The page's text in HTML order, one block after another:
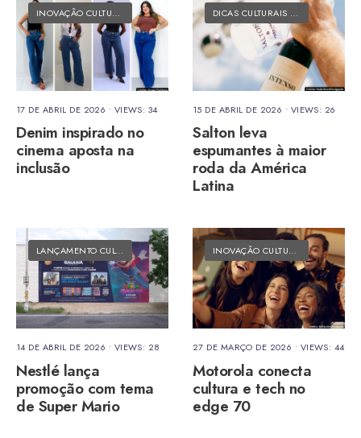
INOVAÇÃO CULTURAL MATÉRIAS DO FOLK
17 DE ABRIL DE 2026 • VIEWS: 34
Denim inspirado no
cinema aposta na
inclusão
DICAS CULTURAIS MATÉRIAS DO
15 DE ABRIL DE 2026 • VIEWS: 26
Salton leva
espumantes à maior
roda da América
Latina
LANÇAMENTO CULTURAL • MATÉRIAS DO FOLK
14 DE ABRIL DE 2026 • VIEWS: 28
Nestlé lança
promoção com tema
de Super Mario
INOVAÇÃO CULTURAL •MATÉRIAS
27 DE MARÇO DE 2026 • VIEWS: 44
Motorola conecta
cultura e tech no
edge 70